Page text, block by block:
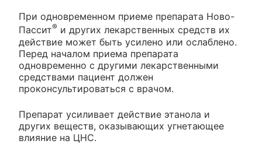
При одновременном приеме препарата Ново-
Пассит® и других лекарственных средств их
действие может быть усилено или ослаблено.
Перед началом приема препарата
одновременно с другими лекарственными
средствами пациент должен
проконсультироваться с врачом.
Препарат усиливает действие этанола и
других веществ, оказывающих угнетающее
влияние на ЦНС.